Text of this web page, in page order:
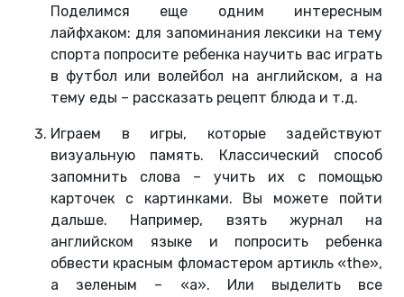
Поделимся еще одним интересным
лайфхаком: для запоминания лексики на тему
спорта попросите ребенка научить вас играть
в футбол или волейбол на английском, а на
тему еды – рассказать рецепт блюда и т.д.
Играем в игры, которые задействуют
визуальную память. Классический способ
запомнить слова – учить их с помощью
карточек с картинками. Вы можете пойти
дальше. Например, взять журнал на
английском языке и попросить ребенка
обвести красным фломастером артикль «the»,
а зеленым – «а». Или выделить все